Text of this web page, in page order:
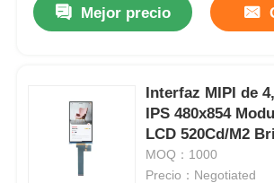
Mejor precio
Interfaz MIPI de
IPS 480x854
LCD 520Cd/M2
MOQ：1000
Precio：Negotiated